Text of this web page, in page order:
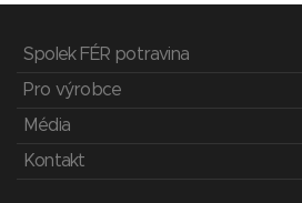
Spolek FÉR potravina
Pro výrobce
Média
Kontakt